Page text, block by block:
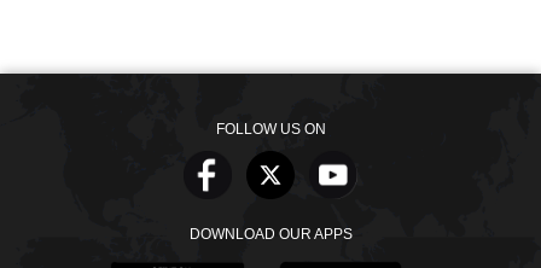
FOLLOW US ON
DOWNLOAD OUR APPS